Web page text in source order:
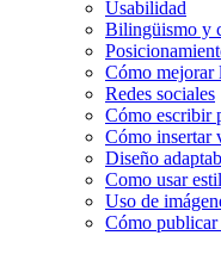
Usabilidad
Bilingüismo y
Cómo mejorar
Redes sociales
Cómo escribir
Cómo insertar
Diseño
Como usar
Uso de
Cómo publicar